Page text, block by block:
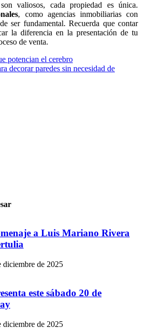
valiosos, cada propiedad es única.
, como agencias inmobiliarias con
ser fundamental. Recuerda que contar
la diferencia en la presentación de tu
de venta.
potencian el cerebro
decorar paredes sin necesidad de
a Luis Mariano Rivera
diciembre de 2025
este sábado 20 de
diciembre de 2025